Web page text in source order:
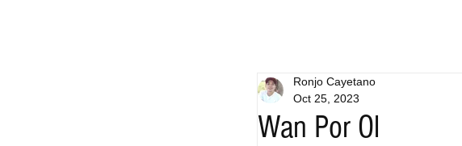
Wan Por Ol
Ronjo Cayetano
Oct 25, 2023